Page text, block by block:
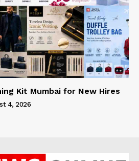
Kit Mumbai for New Hires
4, 2026